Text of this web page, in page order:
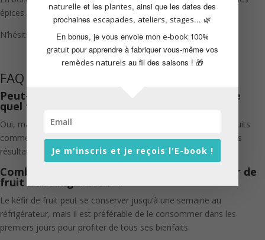
épices… Selon votre inspiration !
N’hésitez pas à faire des expériences, et à les partager !
FAQ
Peut-on faire du kéfir de fruit avec n’importe
quel type de fruit ?
Oui, mais certains fruits fermentent mieux que d’autres. Les fruits
comme les figues, les citrons et les raisins donnent d’excellents
résultats.
Combien de temps peut-on conserver le kéfir de
fruit au réfrigérateur ?
Le kéfir de fruit peut se conserver jusqu’à une semaine au
réfrigérateur, mais il est préférable de le consommer dans les
premiers jours pour profiter de tous ses bienfaits.
naturelle et lesplantes, ainsi que les dates des
prochainesescapades, ateliers, stages... 🌿
En bonus, je vous envoie mon e-book 100%
gratuit pour apprendre à fabriquer vous-même vos
remèdes naturels au fil des saisons ! 🎁
Je m'inscris et je reçois l'E-book !